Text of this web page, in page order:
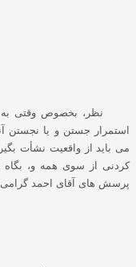
نظر، بخصوص وقتی به
استمرار جستن و یا نجستن
می باید از واقعیت نشأت
کردنی از سوی همه و، بگاه
پرسش های آقای احمد